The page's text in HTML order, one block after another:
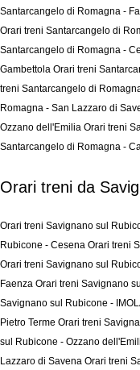
Santarcangelo di Romagna -
Orari treni Santarcangelo di
Santarcangelo di Romagna -
Gambettola Orari treni
treni Santarcangelo di
Romagna - San Lazzaro di
Ozzano dell'Emilia Orari treni
Santarcangelo di Romagna -
Orari treni da
Orari treni Savignano sul
Rubicone - Cesena Orari treni
Orari treni Savignano sul
Faenza Orari treni Savignano
Savignano sul Rubicone -
Pietro Terme Orari treni
sul Rubicone - Ozzano
Lazzaro di Savena Orari treni